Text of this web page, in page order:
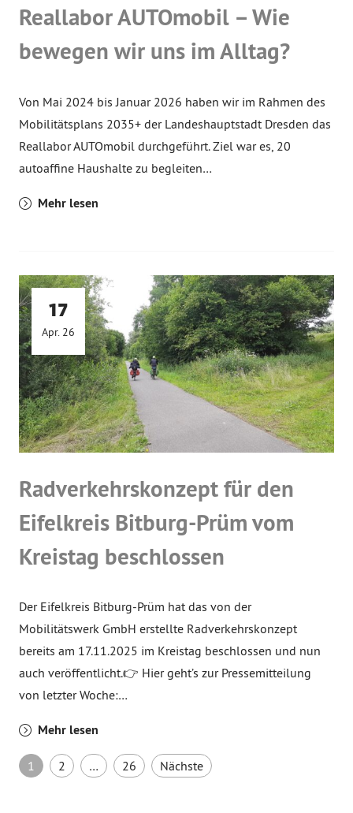
Reallabor AUTOmobil – Wie
bewegen wir uns im Alltag?
Von Mai 2024 bis Januar 2026 haben wir im Rahmen des
Mobilitätsplans 2035+ der Landeshauptstadt Dresden das
Reallabor AUTOmobil durchgeführt. Ziel war es, 20
autoaffine Haushalte zu begleiten…
Mehr lesen
17
Apr. 26
Radverkehrskonzept für den
Eifelkreis Bitburg-Prüm vom
Kreistag beschlossen
Der Eifelkreis Bitburg-Prüm hat das von der
Mobilitätswerk GmbH erstellte Radverkehrskonzept
bereits am 17.11.2025 im Kreistag beschlossen und nun
auch veröffentlicht.👉 Hier geht’s zur Pressemitteilung
von letzter Woche:…
Mehr lesen
Seitennummerierung der
1 2 … 26 Nächste